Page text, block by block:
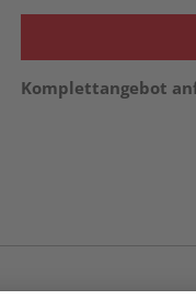
Komplettangebot